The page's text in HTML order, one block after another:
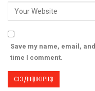
Save my name, email,
time I comment.